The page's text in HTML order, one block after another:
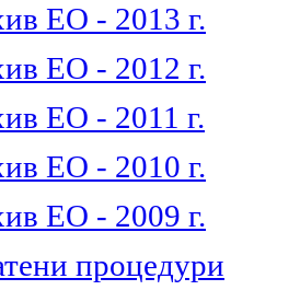
ЕО - 2013 г.
ЕО - 2012 г.
ЕО - 2011 г.
ЕО - 2010 г.
ЕО - 2009 г.
процедури